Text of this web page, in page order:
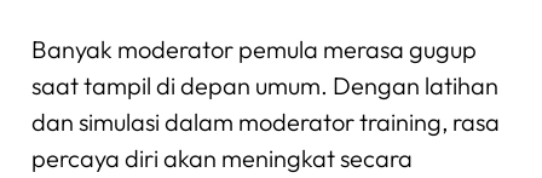
Banyak moderator pemula merasa gugup
saat tampil di depan umum. Dengan latihan
dan simulasi dalam moderator training, rasa
percaya diri akan meningkat secara